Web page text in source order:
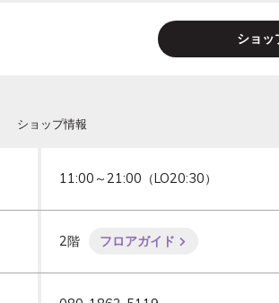
ショッ
ショップ情報
11:00～21:00（LO20:30）
2階 フロアガイド